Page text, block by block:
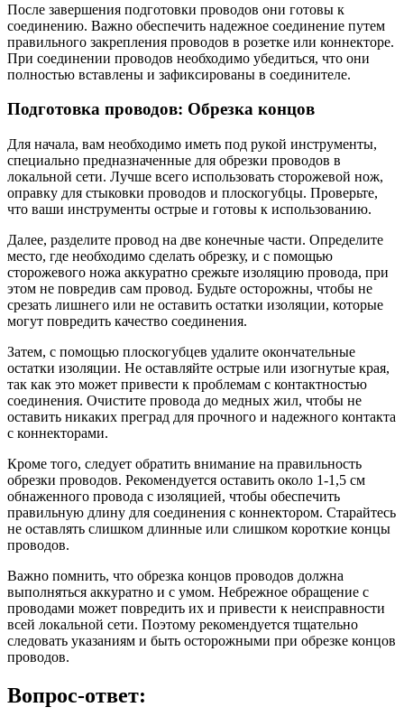
После завершения подготовки проводов они готовы к
соединению. Важно обеспечить надежное соединение путем
правильного закрепления проводов в розетке или коннекторе.
При соединении проводов необходимо убедиться, что они
полностью вставлены и зафиксированы в соединителе.
Подготовка проводов: Обрезка концов
Для начала, вам необходимо иметь под рукой инструменты,
специально предназначенные для обрезки проводов в
локальной сети. Лучше всего использовать сторожевой нож,
оправку для стыковки проводов и плоскогубцы. Проверьте,
что ваши инструменты острые и готовы к использованию.
Далее, разделите провод на две конечные части. Определите
место, где необходимо сделать обрезку, и с помощью
сторожевого ножа аккуратно срежьте изоляцию провода, при
этом не повредив сам провод. Будьте осторожны, чтобы не
срезать лишнего или не оставить остатки изоляции, которые
могут повредить качество соединения.
Затем, с помощью плоскогубцев удалите окончательные
остатки изоляции. Не оставляйте острые или изогнутые края,
так как это может привести к проблемам с контактностью
соединения. Очистите провода до медных жил, чтобы не
оставить никаких преград для прочного и надежного контакта
с коннекторами.
Кроме того, следует обратить внимание на правильность
обрезки проводов. Рекомендуется оставить около 1-1,5 см
обнаженного провода с изоляцией, чтобы обеспечить
правильную длину для соединения с коннектором. Старайтесь
не оставлять слишком длинные или слишком короткие концы
проводов.
Важно помнить, что обрезка концов проводов должна
выполняться аккуратно и с умом. Небрежное обращение с
проводами может повредить их и привести к неисправности
всей локальной сети. Поэтому рекомендуется тщательно
следовать указаниям и быть осторожными при обрезке концов
проводов.
Вопрос-ответ: